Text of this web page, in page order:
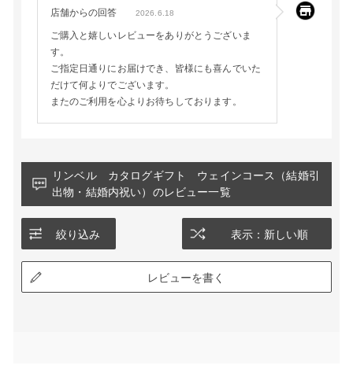
店舗からの回答 2026.6.18
ご購入と嬉しいレビューをありがとうございま
す。
ご指定日通りにお届けでき、皆様にも喜んでいた
だけて何よりでございます。
またのご利用を心よりお待ちしております。
リンベル カタログギフト ウェインコース（結婚引
出物・結婚内祝い）のレビュー一覧
絞り込み 表示：新しい順
レビューを書く